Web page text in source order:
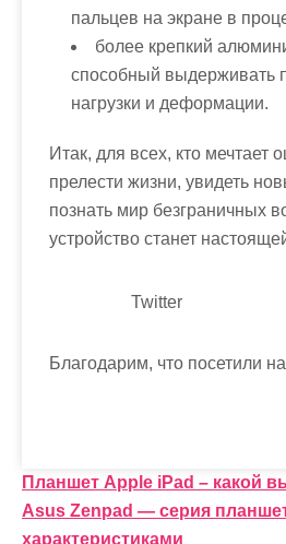
пальцев на экране в
более крепкий
способный выдерживать
нагрузки и деформации.
Итак, для всех, кто мечтает
прелести жизни, увидеть
познать мир безграничных
устройство станет
Twitter
Благодарим, что посетили
Н
а
Планшет Apple iPad – какой
Asus Zenpad — серия
характеристиками